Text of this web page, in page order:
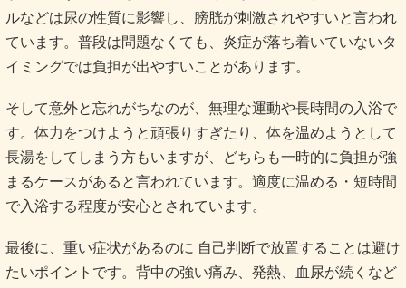
ルなどは尿の性質に影響し、膀胱が刺激されやすいと言われ
ています。普段は問題なくても、炎症が落ち着いていないタ
イミングでは負担が出やすいことがあります。
そして意外と忘れがちなのが、無理な運動や長時間の入浴で
す。体力をつけようと頑張りすぎたり、体を温めようとして
長湯をしてしまう方もいますが、どちらも一時的に負担が強
まるケースがあると言われています。適度に温める・短時間
で入浴する程度が安心とされています。
最後に、重い症状があるのに 自己判断で放置することは避け
たいポイントです。背中の強い痛み、発熱、血尿が続くなど